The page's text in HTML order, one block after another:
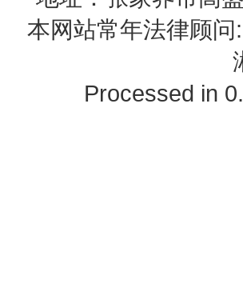
本网站常年法律顾
Processed in